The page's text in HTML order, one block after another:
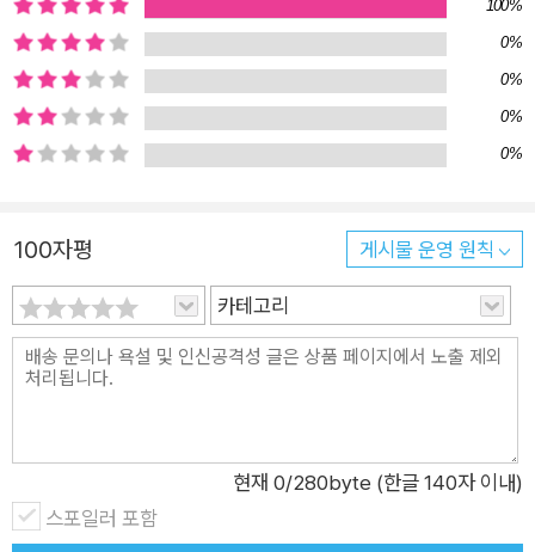
100%
0%
0%
0%
0%
100자평 게시물 운영 원칙
카테고리
현재 0/280byte (한글 140자 이내)
스포일러 포함